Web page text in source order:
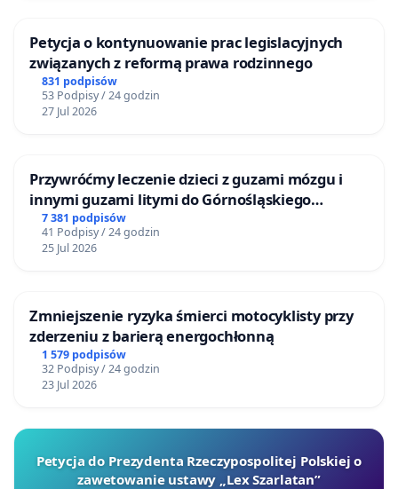
Petycja o kontynuowanie prac legislacyjnych
związanych z reformą prawa rodzinnego
831 podpisów
53 Podpisy / 24 godzin
27 Jul 2026
Przywróćmy leczenie dzieci z guzami mózgu i
innymi guzami litymi do Górnośląskiego
Centrum Zdrowia Dziecka w Katowicach
7 381 podpisów
41 Podpisy / 24 godzin
25 Jul 2026
Zmniejszenie ryzyka śmierci motocyklisty przy
zderzeniu z barierą energochłonną
1 579 podpisów
32 Podpisy / 24 godzin
23 Jul 2026
Petycja do Prezydenta Rzeczypospolitej Polskiej o
zawetowanie ustawy „Lex Szarlatan”